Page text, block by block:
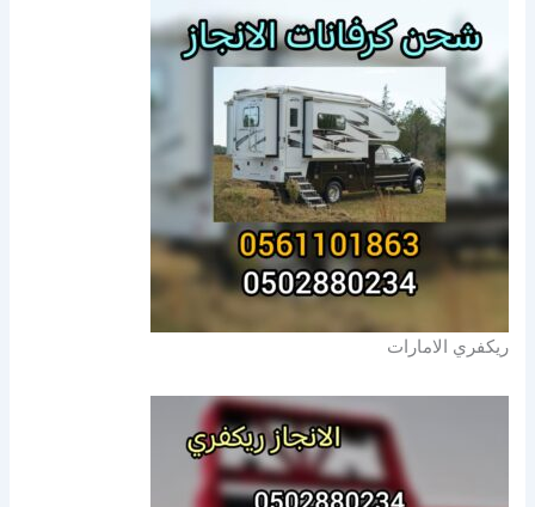
ريكفري الامارات